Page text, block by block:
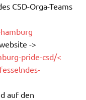
CSD-Orga-Teams
->
pride-csd/<
auf den